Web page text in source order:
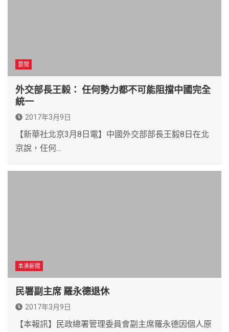
要聞
外交部長王毅： 任何勢力都不可能阻擋中國完全
統一
2017年3月9日
【新華社北京3月8日電】中國外交部部長王毅8日在北
京說，任何…
本澳新聞
民署副主席 羅永德退休
2017年3月9日
【本報訊】民政總署管理委員會副主席羅永德因個人原